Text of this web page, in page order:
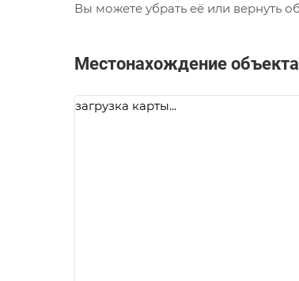
Вы можете убрать её или вернуть
Местонахождение объекта
загрузка карты...